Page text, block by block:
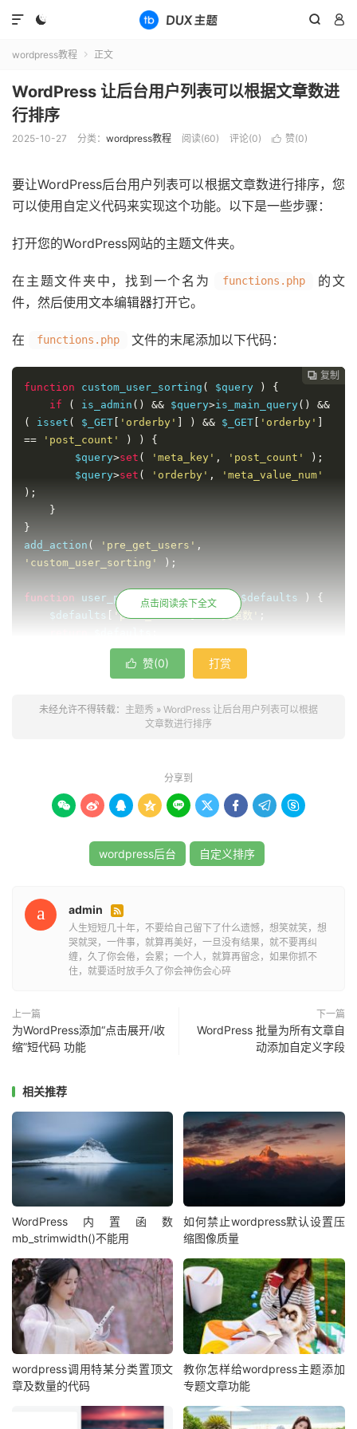
  

wordpress教程  正文
WordPress 让后台用户列表可以根据文章数进
行排序
2025-10-27 分类： wordpress教程 阅读(60) 评论(0)  赞(0)
要让WordPress后台用户列表可以根据文章数进行排序，您
可以使用自定义代码来实现这个功能。以下是一些步骤：
打开您的WordPress网站的主题文件夹。
在主题文件夹中，找到一个名为 functions.php
的文
件，然后使用文本编辑器打开它。
在 functions.php 文件的末尾添加以下代码：
 复制
 复制
 复制
function custom_user_sorting ( $query )
{
if
( is_admin () && $query>is_main_query()
&&
(
isset ( $_GET 'orderby' ) && $_GET 'orderby'
==
'post_count' ) )
{
        $query
>set ( 'meta_key' , 'post_count'
);
        $query
>set ( 'orderby' ,
'meta_value_num'
);
}
}
add_action ( 'pre_get_users' ,
'custom_user_sorting'
);
function user_posts_count_column $defaults )
{
    $defaults
'post_count'] = '文章数'
;
$column_name, $user_id )
{
'post_count' == $column_name
'user_posts_count_column' );
( 'manage_users_custom_column'
这段代码将为用户列表添加一个名为“文章数”的列，并允许
您根据文章数对用户进行排序。
保存并关闭 functions.php 文件。
到一个名为“文章数”的列，您可以点击该列的标题进行升序
或降序排序。
户。确保您的主题文件夹和网站备份完整，以防发生意外情
况。此外，随着WordPress的更新，代码可能需要进行调
整，以适应新的版本。
点击阅读余下全文
 赞(0) 打赏
未经允许不得转载： 主题秀 » WordPress 让后台用户列表可以根据
文章数进行排序
分享到
        
wordpress后台 自定义排序
admin 
人生短短几十年，不要给自己留下了什么遗憾，想笑就笑，想
哭就哭，一件事，就算再美好，一旦没有结果，就不要再纠
缠，久了你会倦，会累；一个人，就算再留念，如果你抓不
住，就要适时放手久了你会神伤会心碎
上一篇
为WordPress添加“点击展开/收
缩”短代码 功能
下一篇
WordPress 批量为所有文章自
动添加自定义字段
相关推荐
WordPress内置函数
mb_strimwidth()不能用
如何禁止wordpress默认设置压
缩图像质量
wordpress调用特某分类置顶文
章及数量的代码
教你怎样给wordpress主题添加
专题文章功能